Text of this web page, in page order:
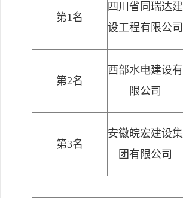
第1名
四川省同瑞达建
设工程有限公司
第2名
西部水电建设有
限公司
第3名
安徽皖宏建设集
团有限公司